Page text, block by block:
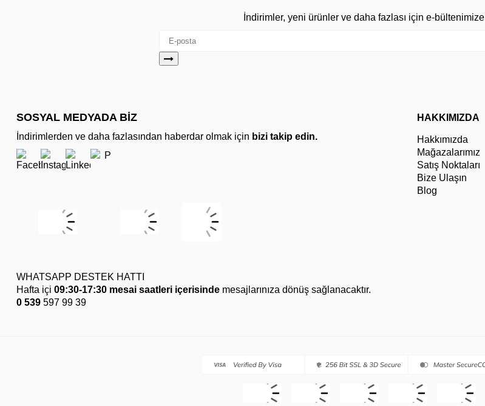
İndirimler, yeni ürünler ve daha fazlası için e-bültenimize
SOSYAL MEDYADA BİZ
İndirimlerden ve daha fazlasından haberdar olmak için bizi takip edin.
WHATSAPP DESTEK HATTI
Hafta içi 09:30-17:30 mesai saatleri içerisinde mesajlarınıza dönüş sağlanacaktır.
0 539 597 99 39
HAKKIMIZDA
Hakkımızda
Mağazalarımız
Satış Noktaları
Bize Ulaşın
Blog